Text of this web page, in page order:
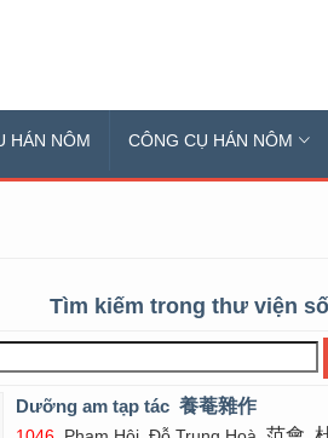
HÁN NÔM CÔNG CỤ HÁN NÔM
Tìm kiếm trong thư viện số
Dưỡng am tạp tác 養菴雜作